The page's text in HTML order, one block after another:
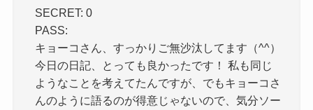
SECRET: 0
PASS:
キョーコさん、すっかりご無沙汰してます（^^）
今日の日記、とっても良かったです！ 私も同じ
ようなことを考えてたんですが、でもキョーコさ
んのように語るのが得意じゃないので、気分ソー